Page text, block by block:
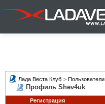
Лада Веста Клуб > Пользователи
Профиль Shev4uk
Регистрация